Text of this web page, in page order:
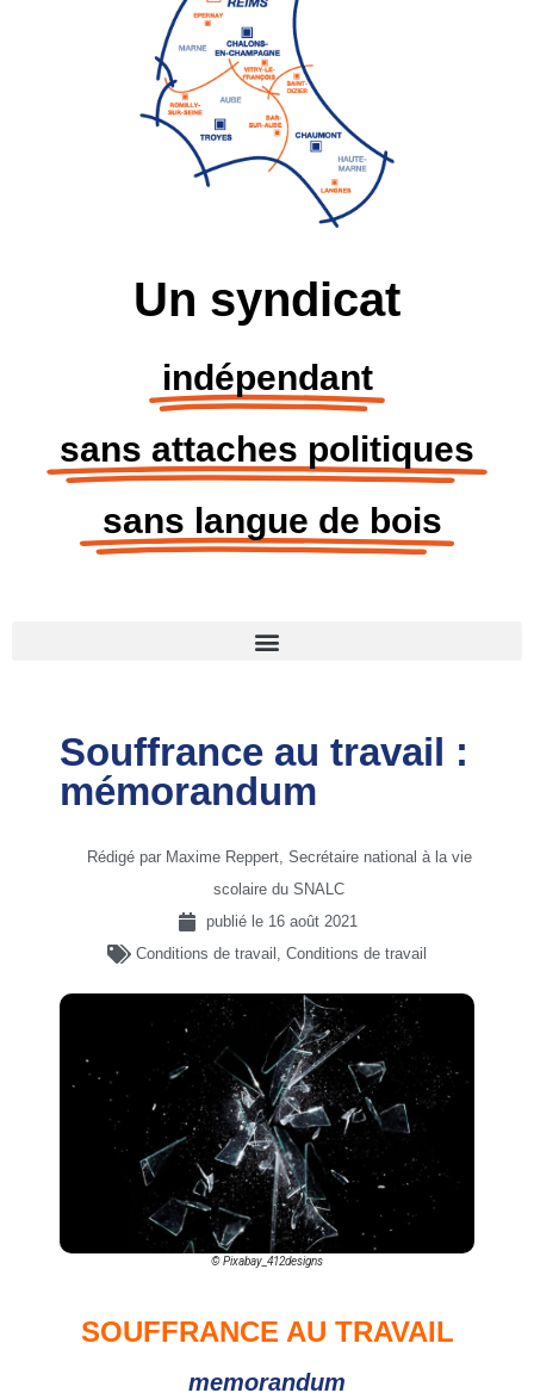
Un syndicat
indépendant
sans attaches politiques
sans langue de bois
Souffrance au travail :
mémorandum
Rédigé par Maxime Reppert, Secrétaire national à la vie
scolaire du SNALC
publié le 16 août 2021
Conditions de travail , Conditions de travail
© Pixabay_412designs
SOUFFRANCE AU TRAVAIL
memorandum